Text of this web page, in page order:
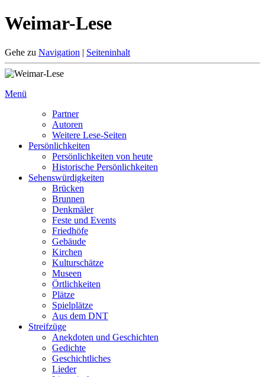
Weimar-Lese
Gehe zu Navigation | Seiteninhalt
Menü
Partner
Autoren
Weitere Lese-Seiten
Persönlichkeiten
Persönlichkeiten von heute
Historische Persönlichkeiten
Sehenswürdigkeiten
Brücken
Brunnen
Denkmäler
Feste und Events
Friedhöfe
Gebäude
Kirchen
Kulturschätze
Museen
Örtlichkeiten
Plätze
Spielplätze
Aus dem DNT
Streifzüge
Anekdoten und Geschichten
Gedichte
Geschichtliches
Lieder